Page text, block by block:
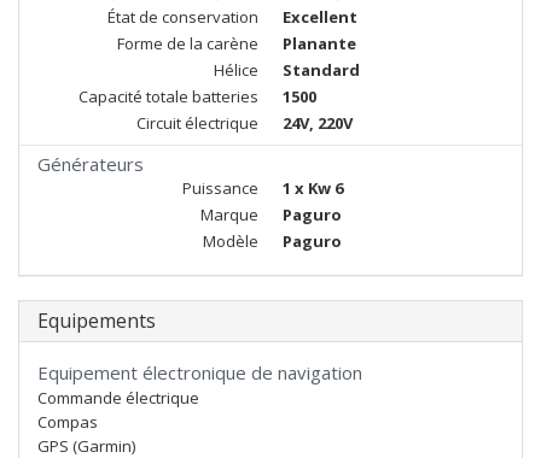
État de conservation
Excellent
Forme de la carène
Planante
Hélice
Standard
Capacité totale batteries
1500
Circuit électrique
24V, 220V
Générateurs
Puissance
1 x Kw 6
Marque
Paguro
Modèle
Paguro
Equipements
Equipement électronique de navigation
Commande électrique
Compas
GPS (Garmin)